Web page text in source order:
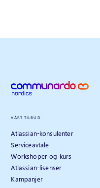
VÅRT TILBUD
Atlassian-konsulenter
Serviceavtale
Workshoper og kurs
Atlassian-lisenser
Kampanjer